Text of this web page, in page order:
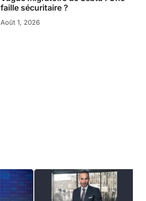
faille sécuritaire ?
Août 1, 2026